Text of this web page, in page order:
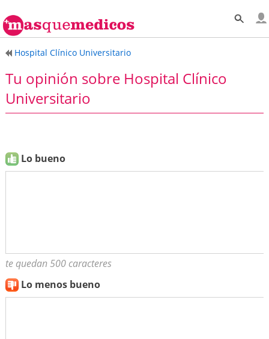
Hospital Clínico Universitario
Tu opinión sobre Hospital Clínico
Universitario
Lo bueno
te quedan 500 caracteres
Lo menos bueno